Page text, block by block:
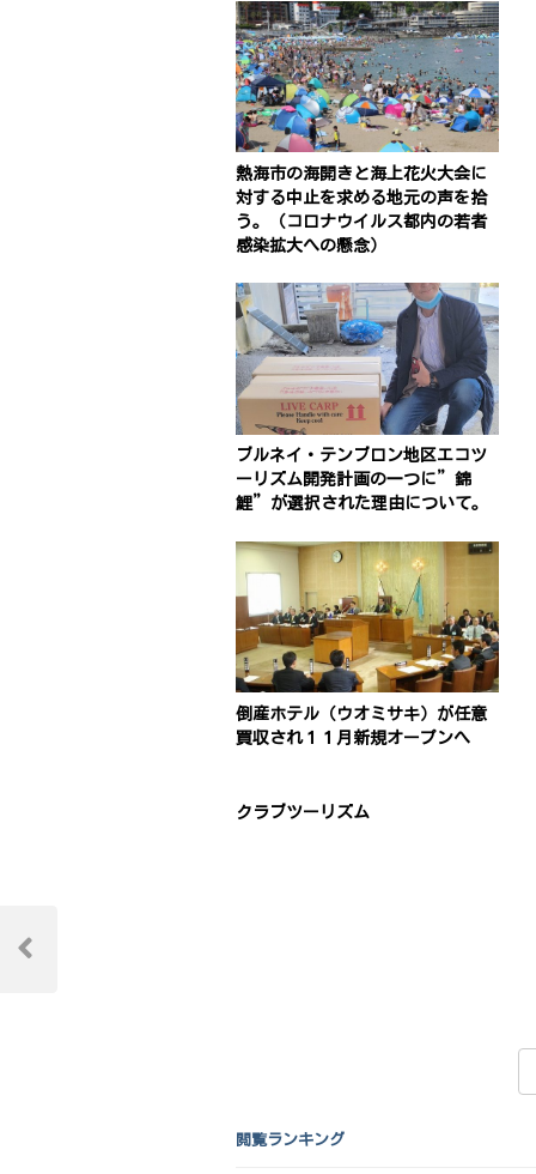
熱海市の海開きと海上花火大会に
対する中止を求める地元の声を拾
う。（コロナウイルス都内の若者
感染拡大への懸念）
ブルネイ・テンブロン地区エコツ
ーリズム開発計画の一つに”錦
鯉”が選択された理由について。
倒産ホテル（ウオミサキ）が任意
買収され１１月新規オープンへ
クラブツーリズム
稿
Previous
閲覧ランキング